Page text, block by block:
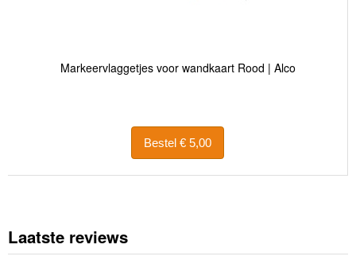
Markeervlaggetjes voor wandkaart Rood | Alco
Bestel € 5,00
Laatste reviews